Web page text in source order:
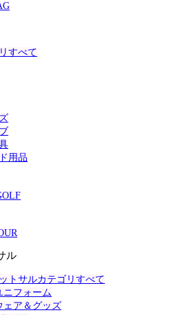
すべて
用品
ル
トサルカテゴリすべて
ニフォーム
ェア＆グッズ